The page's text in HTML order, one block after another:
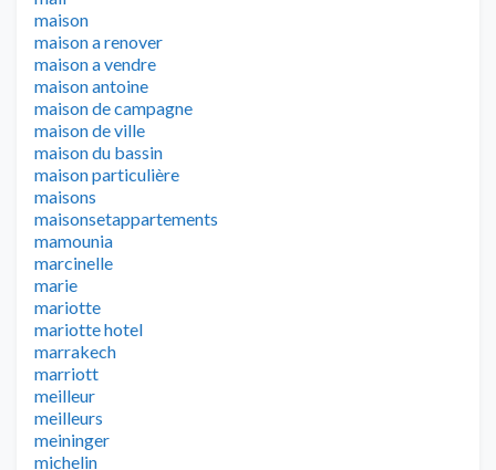
maison
maison a renover
maison a vendre
maison antoine
maison de campagne
maison de ville
maison du bassin
maison particulière
maisons
maisonsetappartements
mamounia
marcinelle
marie
mariotte
mariotte hotel
marrakech
marriott
meilleur
meilleurs
meininger
michelin